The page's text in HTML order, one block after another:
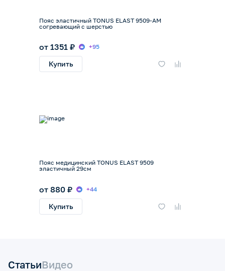
Пояс эластичный TONUS ELAST 9509-AM
согревающий с шерстью
от 1351 ₽ +95
Купить
Пояс медицинский TONUS ELAST 9509
эластичный 29см
от 880 ₽ +44
Купить
СтатьиВидео